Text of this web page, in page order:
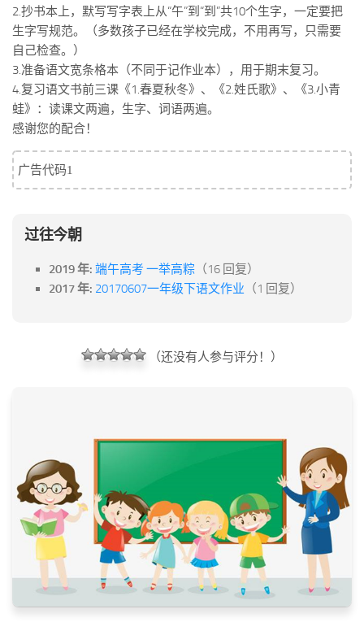
精品域名
友情链接
2.抄书本上，默写写字表上从“午”到“到”共10个生字，一定要把
生字写规范。（多数孩子已经在学校完成，不用再写，只需要
自己检查。）
3.准备语文宽条格本（不同于记作业本），用于期末复习。
4.复习语文书前三课《1.春夏秋冬》、《2.姓氏歌》、《3.小青
蛙》：读课文两遍，生字、词语两遍。
感谢您的配合！
广告代码1
过往今朝
2019 年: 端午高考 一举高粽 （16 回复）
2017 年: 20170607一年级下语文作业 （1 回复）
（还没有人参与评分！）